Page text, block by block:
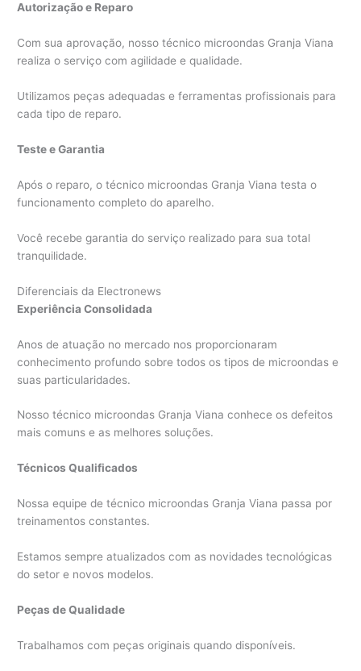
Autorização e Reparo
Com sua aprovação, nosso técnico microondas Granja Viana
realiza o serviço com agilidade e qualidade.
Utilizamos peças adequadas e ferramentas profissionais para
cada tipo de reparo.
Teste e Garantia
Após o reparo, o técnico microondas Granja Viana testa o
funcionamento completo do aparelho.
Você recebe garantia do serviço realizado para sua total
tranquilidade.
Diferenciais da Electronews
Experiência Consolidada
Anos de atuação no mercado nos proporcionaram
conhecimento profundo sobre todos os tipos de microondas e
suas particularidades.
Nosso técnico microondas Granja Viana conhece os defeitos
mais comuns e as melhores soluções.
Técnicos Qualificados
Nossa equipe de técnico microondas Granja Viana passa por
treinamentos constantes.
Estamos sempre atualizados com as novidades tecnológicas
do setor e novos modelos.
Peças de Qualidade
Trabalhamos com peças originais quando disponíveis.